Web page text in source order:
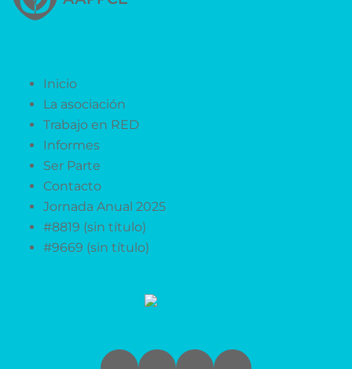
Inicio
La asociación
Trabajo en RED
Informes
Ser Parte
Contacto
Jornada Anual 2025
#8819 (sin título)
#9669 (sin título)